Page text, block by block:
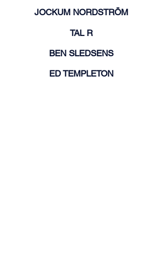
JOCKUM NORDSTRÖM
TAL R
BEN SLEDSENS
ED TEMPLETON